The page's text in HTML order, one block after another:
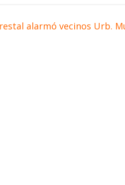
alarmó vecinos Urb.